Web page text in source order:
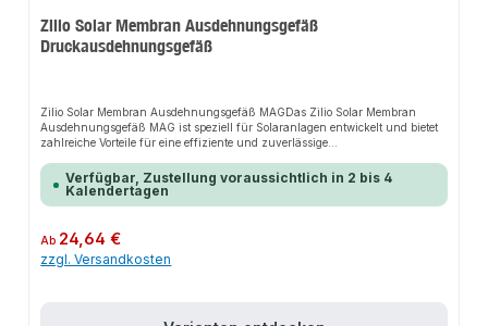
Zilio Solar Membran Ausdehnungsgefäß
Druckausdehnungsgefäß
Zilio Solar Membran Ausdehnungsgefäß MAGDas Zilio Solar Membran
Ausdehnungsgefäß MAG ist speziell für Solaranlagen entwickelt und bietet
zahlreiche Vorteile für eine effiziente und zuverlässige
Stahl und ausgestattet mit einer langlebigen EPDMHT-Membrane, garantiert
das MAG eine lange Lebensdauer und höchste
Zuverlässigkeit.Korrosionsschutz: Der Edelstahl-Flanschanschluss bietet
Gefäßes.Hoher Druckbereich: Mit einem maximalen Druck von 10 bar ist das
MAG für vielfältige Anwendungen geeignet und sorgt für eine sichere und
stabile Druckhaltung in Ihrem Solarsystem.Einfache Montage: Dank der
Verfügbar, Zustellung voraussichtlich in 2 bis 4
Kalendertagen
Regulärer Preis:
Ab 24,64 €
zzgl. Versandkosten